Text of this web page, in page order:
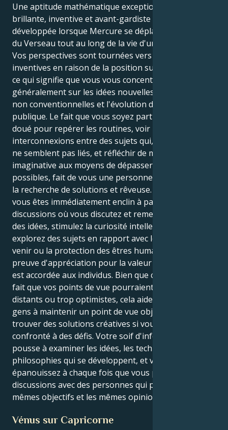
Une aptitude mathématique exceptionnellement
brillante, inventive et avant-gardiste peut être
développée lorsque Mercure se déplace dans le signe
du Verseau tout au long de la vie d'une personne.
Vos perspectives sont tournées vers l'avenir et
inventives en raison de la position susmentionnée,
ce qui signifie que vous vous concentrez
généralement sur les idées nouvelles, les techniques
non conventionnelles et l'évolution de la sphère
publique. Le fait que vous soyez particulièrement
doué pour repérer les routines, voir les
interconnexions entre des sujets qui, à première vue,
ne semblent pas liés, et réfléchir de manière
imaginative aux moyens de dépasser le champ des
possibles, fait de vous une personne véritablement à
la recherche de solutions et rêveuse. Par conséquent,
vous êtes immédiatement enclin à participer à des
discussions où vous discutez et remettez en question
des idées, stimulez la curiosité intellectuelle et
explorez des sujets en rapport avec les progrès à
venir ou la protection des êtres humains. Vous faites
preuve d'appréciation pour la valeur supérieure qui
est accordée aux individus. Bien que cela, à côté du
fait que vos points de vue pourraient s'avérer
distants ou trop optimistes, cela aide également les
gens à maintenir un point de vue objectif et à
trouver des solutions créatives si vous êtes
confronté à des défis. Votre soif d'information vous
pousse à examiner les idées, les technologies et les
philosophies qui se développent, et vous vous
épanouissez à chaque fois que vous participez à des
discussions avec des personnes qui partagent les
mêmes objectifs et les mêmes opinions.
Vénus sur Capricorne